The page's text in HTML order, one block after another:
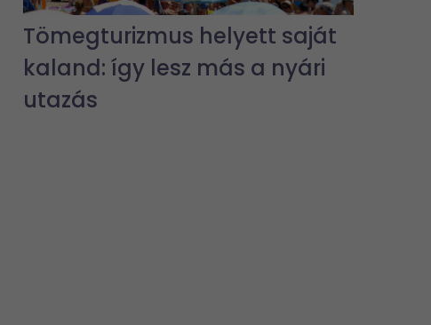
Tömegturizmus helyett saját
kaland: így lesz más a nyári
utazás